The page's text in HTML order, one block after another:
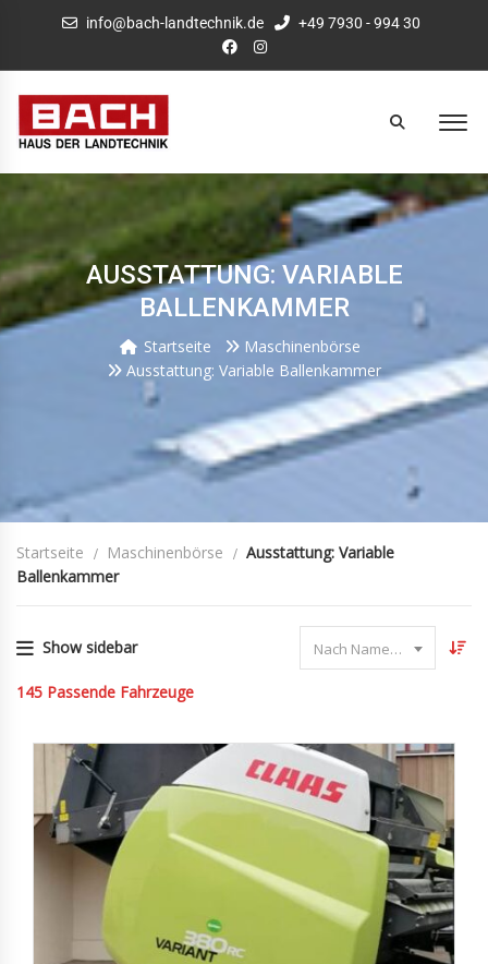
info@bach-landtechnik.de +49 7930 - 994 30
AUSSTATTUNG: VARIABLE
BALLENKAMMER
Startseite
Maschinenbörse
Ausstattung: Variable Ballenkammer
Startseite Maschinenbörse
Ausstattung: Variable
Ballenkammer
Show sidebar Nach Name sortieren
145 Passende Fahrzeuge